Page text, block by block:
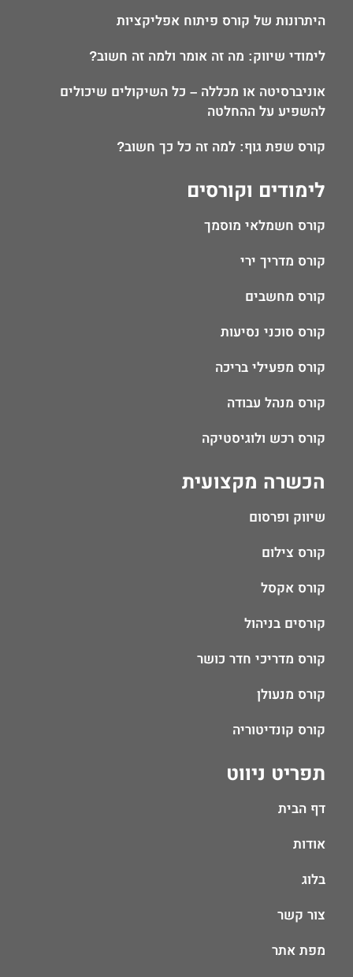
תפריט ניווט
דף הבית
אודות
בלוג
צור קשר
מפת אתר
הכשרה מקצועית
שיווק ופרסום
קורס צילום
קורס אקסל
קורסים בניהול
קורס מדריכי חדר כושר
קורס מנעולן
קורס קונדיטוריה
לימודים וקורסים
קורס חשמלאי מוסמך
קורס מדריך ירי
קורס מחשבים
קורס סוכני נסיעות
קורס מפעילי בריכה
קורס מנהל עבודה
קורס רכש ולוגיסטיקה
היתרונות של קורס פיתוח אפליקציות
לימודי שיווק: מה זה אומר ולמה זה חשוב?
אוניברסיטה או מכללה – כל השיקולים שיכולים
להשפיע על ההחלטה
קורס שפת גוף: למה זה כל כך חשוב?